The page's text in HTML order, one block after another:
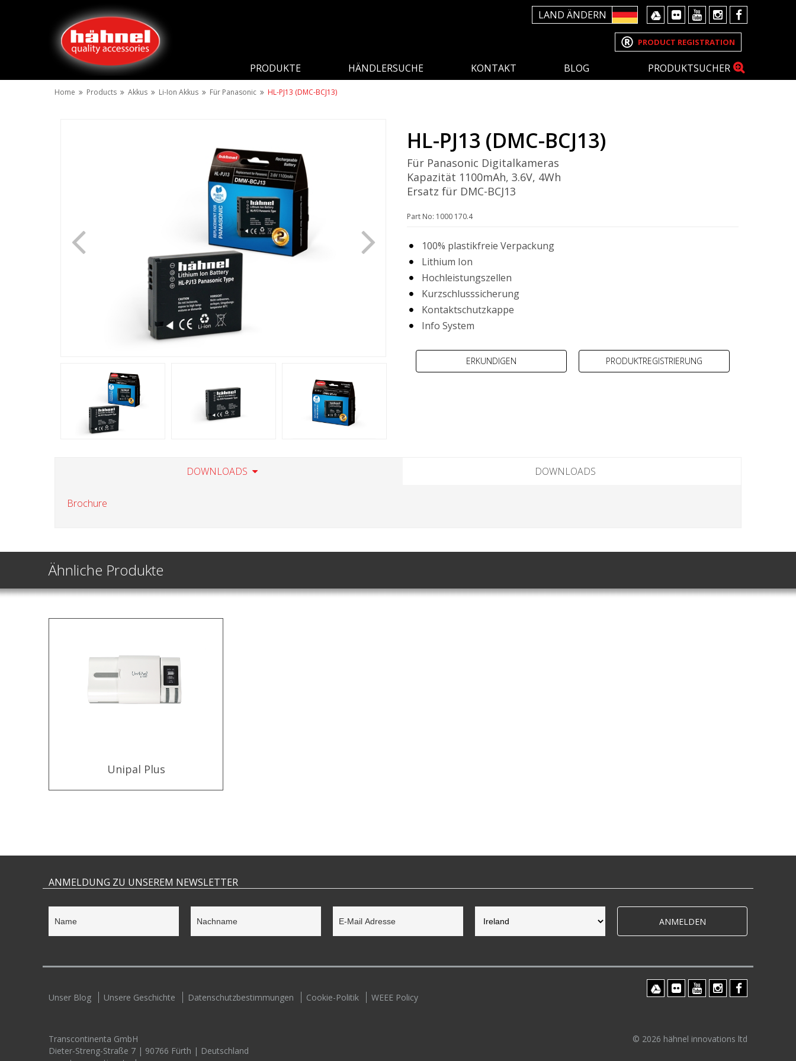
LAND ÄNDERN
PRODUCT REGISTRATION
PRODUKTE HÄNDLERSUCHE KONTAKT BLOG PRODUKTSUCHER
Home Products Akkus Li-Ion Akkus Für Panasonic HL-PJ13 (DMC-BCJ13)
HL-PJ13 (DMC-BCJ13)
Für Panasonic Digitalkameras
Kapazität 1100mAh, 3.6V, 4Wh
Ersatz für DMC-BCJ13
Part No: 1000 170.4
100% plastikfreie Verpackung
Lithium Ion
Hochleistungszellen
Kurzschlusssicherung
Kontaktschutzkappe
Info System
PRODUKTREGISTRIERUNG
DOWNLOADS DOWNLOADS
Brochure
Ähnliche Produkte
Unipal Plus
ANMELDUNG ZU UNSEREM NEWSLETTER
ANMELDEN
Unser Blog Unsere Geschichte Datenschutzbestimmungen Cookie-Politik WEEE Policy
Transcontinenta GmbH
Dieter-Streng-Straße 7 | 90766 Fürth | Deutschland
© 2026 hähnel innovations ltd